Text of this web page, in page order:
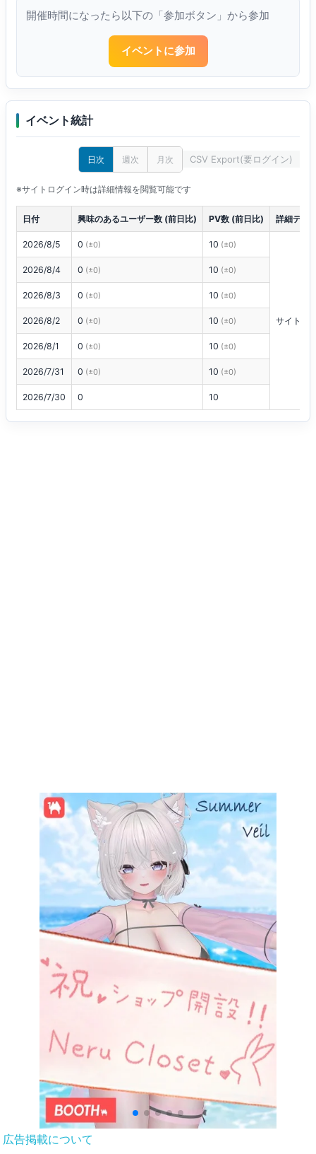
開催時間になったら以下の「参加ボタン」から参加
イベントに参加
イベント統計
日次 週次 月次 CSV Export(要ログイン)
※サイトログイン時は詳細情報を閲覧可能です
日付 興味のあるユーザー数 (前日比) PV数 (前日比) 詳細デー
2026/8/5 0 (±0) 10 (±0)
サイトに
2026/8/4 0 (±0) 10 (±0)
2026/8/3 0 (±0) 10 (±0)
2026/8/2 0 (±0) 10 (±0)
2026/8/1 0 (±0) 10 (±0)
2026/7/31 0 (±0) 10 (±0)
2026/7/30 0 10
広告掲載について